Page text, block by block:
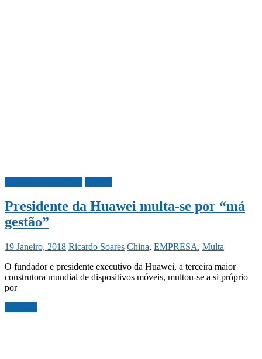
Presidente da Huawei multa-se por “má
gestão”
19 Janeiro, 2018 Ricardo Soares China, EMPRESA, Multa
O fundador e presidente executivo da Huawei, a terceira maior
construtora mundial de dispositivos móveis, multou-se a si próprio
por